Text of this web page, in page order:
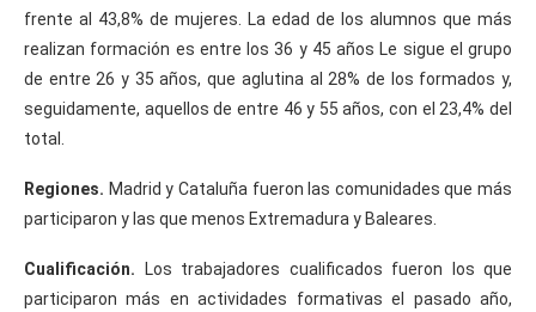
frente al 43,8% de mujeres. La edad de los alumnos que más
realizan formación es entre los 36 y 45 años Le sigue el grupo
de entre 26 y 35 años, que aglutina al 28% de los formados y,
seguidamente, aquellos de entre 46 y 55 años, con el 23,4% del
total.
Regiones. Madrid y Cataluña fueron las comunidades que más
participaron y las que menos Extremadura y Baleares.
Cualificación. Los trabajadores cualificados fueron los que
participaron más en actividades formativas el pasado año,